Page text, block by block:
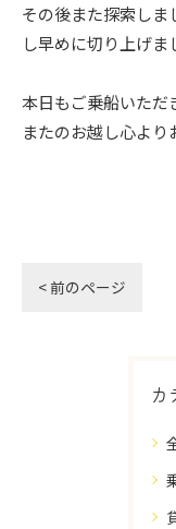
その後また探索しま
し早めに切り上げま
本日もご乗船いただ
またのお越し心よ
< 前のページ
カ